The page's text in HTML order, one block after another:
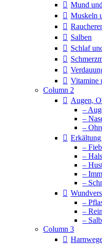
Mund
Muskeln
Salben
Schlaf
Vitamine
Column 2
Augen,
–
–
–
–
–
–
–
–
–
–
–
Column 3